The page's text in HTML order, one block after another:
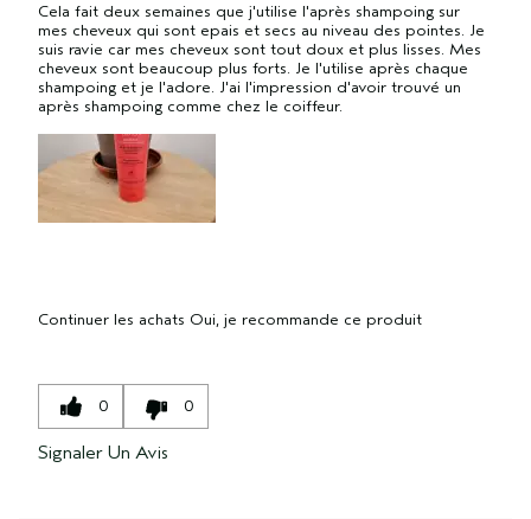
Cela fait deux semaines que j'utilise l'après shampoing sur
mes cheveux qui sont epais et secs au niveau des pointes. Je
suis ravie car mes cheveux sont tout doux et plus lisses. Mes
cheveux sont beaucoup plus forts. Je l'utilise après chaque
shampoing et je l'adore. J'ai l'impression d'avoir trouvé un
après shampoing comme chez le coiffeur.
Continuer les achats Oui, je recommande ce produit
0 0
Signaler Un Avis